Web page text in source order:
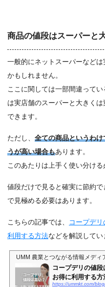
商品の値段はスーパーと
一般的にネットスーパーなど
かもしれません。
ここに関しては一部間違って
は実店舗のスーパーと大きく
できます。
ただし、 全ての商品というわ
うが高い場合もあります。
このあたりは上手く使い分ける
値段だけで見ると確実に節約
で見極める必要はあります。
こちらの記事では、
コープデ
利用する方法などを解説してい
UMM 農業とつながる情報メディ
コープデリの値
お得に利用する
https://ummkt.com/